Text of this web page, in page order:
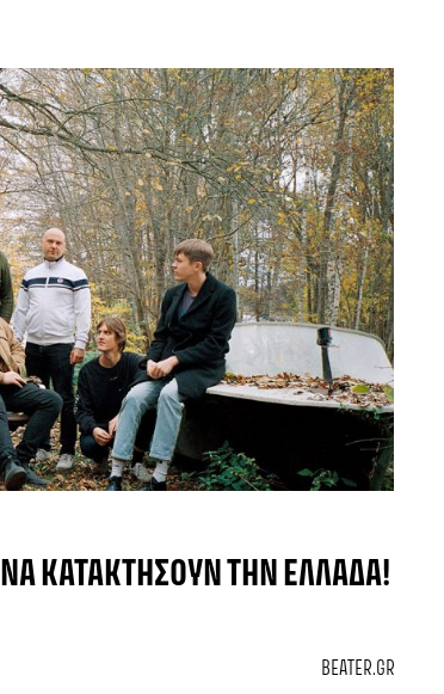
ΝΑ ΚΑΤΑΚΤΉΣΟΥΝ ΤΗΝ ΕΛΛΆΔΑ!
BEATER.GR